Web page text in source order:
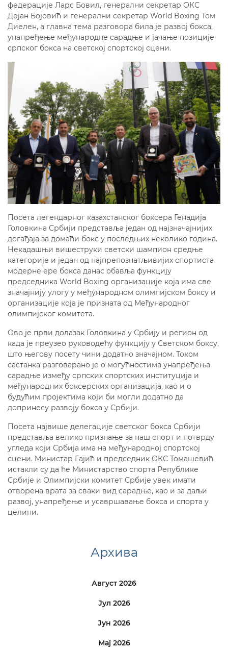
федерације Ларс Бовил, генерални секретар ОКС
Дејан Бојовић и генерални секретар World Boxing Том
Диелен, а главна тема разговора била је развој бокса,
унапређење међународне сарадње и јачање позиције
српског бокса на светској спортској сцени.
Посета легендарног казахстанског боксера Генадија
Головкина Србији представља један од најзначајнијих
догађаја за домаћи бокс у последњих неколико година.
Некадашњи вишеструки светски шампион средње
категорије и један од најпрепознатљивијих спортиста
модерне ере бокса данас обавља функцију
председника World Boxing организације која има све
значајнију улогу у међународном олимпијском боксу и
организације која је призната од Међународног
олимпијског комитета.
Ово је први долазак Головкина у Србију и регион од
када је преузео руководећу функцију у Светском боксу,
што његову посету чини додатно значајном. Током
састанка разговарано је о могућностима унапређења
сарадње између српских спортских институција и
међународних боксерских организација, као и о
будућим пројектима који би могли додатно да
допринесу развоју бокса у Србији.
Посета највише делегације светског бокса Србији
представља велико признање за наш спорт и потврду
угледа који Србија има на међународној спортској
сцени. Министар Гајић и председник ОКС Томашевић
истакли су да ће Министарство спорта Републике
Србије и Олимпијски комитет Србије увек имати
отворена врата за сваки вид сарадње, као и за даљи
развој, унапређење и усавршавање бокса и спорта у
целини.
Архива
Август 2026
Јул 2026
Јун 2026
Мај 2026